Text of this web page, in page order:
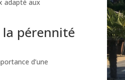
adapté aux
pérennité
d’une